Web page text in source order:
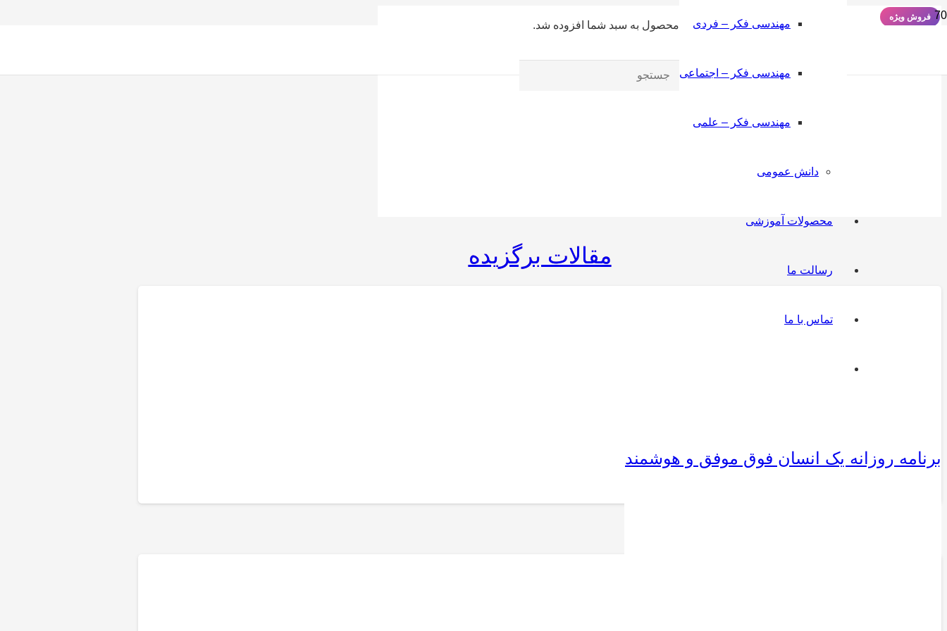
مهندسی فکر – فردی
مهندسی فکر – اجتماعی
مهندسی فکر – علمی
دانش‌ عمومی
محصولات آموزشی
رسالت ما
تماس با ما
محصول به سبد شما افزوده شد.
مقالات برگزیده
برنامه روزانه یک انسان فوق موفق و هوشمند
فروش ویژه